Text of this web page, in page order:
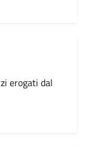
erogati dal